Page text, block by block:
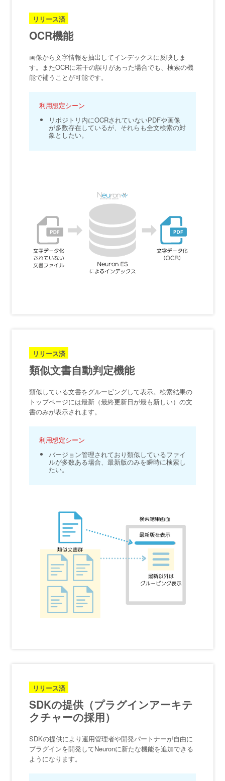
リリース済
OCR機能
画像から文字情報を抽出してインデックスに反映しま
す。またOCRに若干の誤りがあった場合でも、検索の機
能で補うことが可能です。
利用想定シーン
リポジトリ内にOCRされていないPDFや画像
が多数存在しているが、それらも全文検索の対
象としたい。
リリース済
類似文書自動判定機能
類似している文書をグルーピングして表示。検索結果の
トップページには最新（最終更新日が最も新しい）の文
書のみが表示されます。
利用想定シーン
バージョン管理されており類似しているファイ
ルが多数ある場合、最新版のみを瞬時に検索し
たい。
リリース済
SDKの提供（プラグインアーキテ
クチャーの採用）
SDKの提供により運用管理者や開発パートナーが自由に
プラグインを開発してNeuronに新たな機能を追加できる
ようになります。